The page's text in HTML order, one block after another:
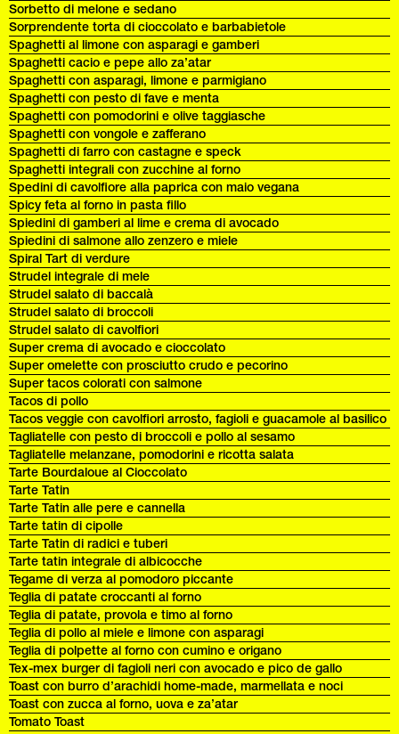
Sorbetto di melone e sedano
Sorprendente torta di cioccolato e barbabietole
Spaghetti al limone con asparagi e gamberi
Spaghetti cacio e pepe allo za’atar
Spaghetti con asparagi, limone e parmigiano
Spaghetti con pesto di fave e menta
Spaghetti con pomodorini e olive taggiasche
Spaghetti con vongole e zafferano
Spaghetti di farro con castagne e speck
Spaghetti integrali con zucchine al forno
Spedini di cavolfiore alla paprica con maio vegana
Spicy feta al forno in pasta fillo
Spiedini di gamberi al lime e crema di avocado
Spiedini di salmone allo zenzero e miele
Spiral Tart di verdure
Strudel integrale di mele
Strudel salato di baccalà
Strudel salato di broccoli
Strudel salato di cavolfiori
Super crema di avocado e cioccolato
Super omelette con prosciutto crudo e pecorino
Super tacos colorati con salmone
Tacos di pollo
Tacos veggie con cavolfiori arrosto, fagioli e guacamole al basilico
Tagliatelle con pesto di broccoli e pollo al sesamo
Tagliatelle melanzane, pomodorini e ricotta salata
Tarte Bourdaloue al Cioccolato
Tarte Tatin
Tarte Tatin alle pere e cannella
Tarte tatin di cipolle
Tarte Tatin di radici e tuberi
Tarte tatin integrale di albicocche
Tegame di verza al pomodoro piccante
Teglia di patate croccanti al forno
Teglia di patate, provola e timo al forno
Teglia di pollo al miele e limone con asparagi
Teglia di polpette al forno con cumino e origano
Tex-mex burger di fagioli neri con avocado e pico de gallo
Toast con burro d’arachidi home-made, marmellata e noci
Toast con zucca al forno, uova e za’atar
Tomato Toast